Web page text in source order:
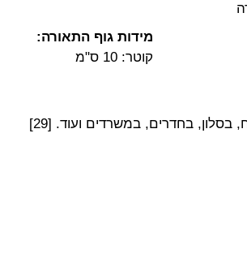
מידות גוף התאורה:
קוטר: 10 ס"מ
בחדרים, במשרדים ועוד. [29]